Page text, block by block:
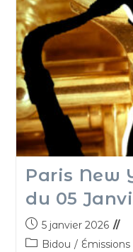
Paris New
du 05
5 janvier 2026
Bidou / Émissions